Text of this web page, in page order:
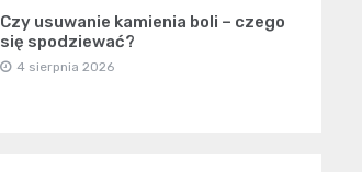
Czy usuwanie kamienia boli – czego
się spodziewać?
4 sierpnia 2026